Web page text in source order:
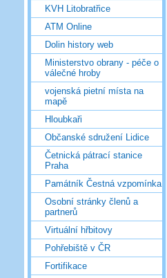
KVH Litobratřice
ATM Online
Dolin history web
Ministerstvo obrany - péče o
válečné hroby
vojenská pietní místa na
mapě
Hloubkaři
Občanské sdružení Lidice
Četnická pátrací stanice
Praha
Památník Čestná vzpomínka
Osobní stránky členů a
partnerů
Virtuální hřbitovy
Pohřebiště v ČR
Fortifikace